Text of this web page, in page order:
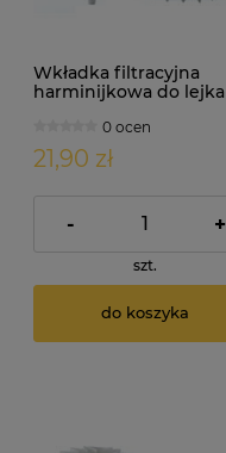
Wkładka filtracyjna
harminijkowa do lejka
Średnica: 30cm x 10szt.
0 ocen
21,90 zł
- +
szt.
do koszyka